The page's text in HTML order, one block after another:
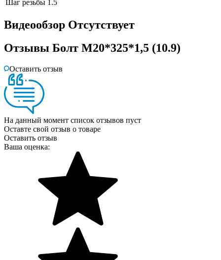
Шаг резьбы 1.5
Видеообзор Отсутствует
Отзывы Болт М20*325*1,5 (10.9)
Оставить отзыв
На данный момент список отзывов пуст
Оставте свой отзыв о товаре
Оставить отзыв
Ваша оценка: